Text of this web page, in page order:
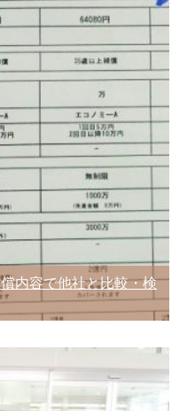
内容で他社と比較・検